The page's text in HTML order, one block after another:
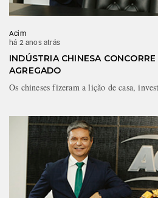
Acim
há 2 anos atrás
INDÚSTRIA CHINESA
AGREGADO
Os chineses fizeram a lição de casa,